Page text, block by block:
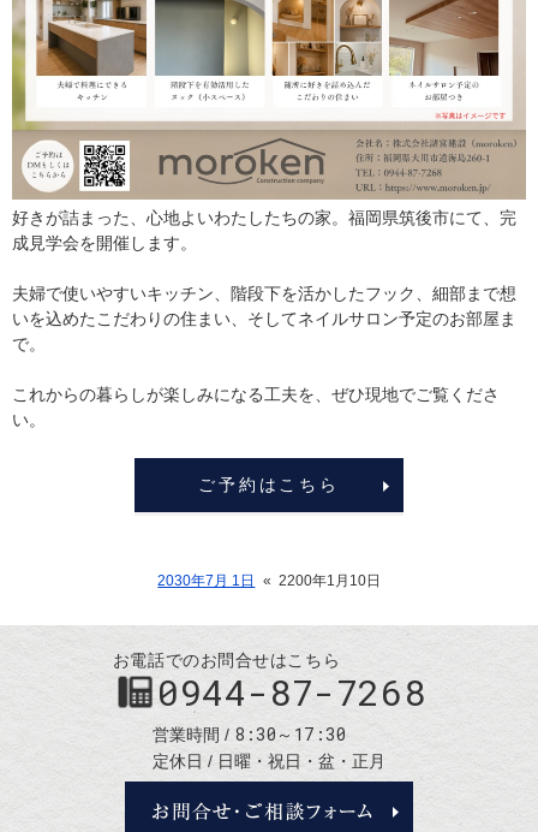
好きが詰まった、心地よいわたしたちの家。福岡県筑後市にて、完
成見学会を開催します。
夫婦で使いやすいキッチン、階段下を活かしたフック、細部まで想
いを込めたこだわりの住まい、そしてネイルサロン予定のお部屋ま
で。
これからの暮らしが楽しみになる工夫を、ぜひ現地でご覧くださ
い。
ご予約はこちら
2030年7月 1日 « 2200年1月10日
お電話でのお問合せはこちら
0944-87-7268
営業時間 8:30～17:30
定休日 日曜・祝日・盆・正月